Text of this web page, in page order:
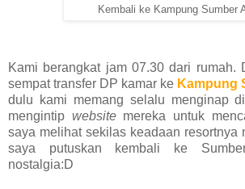
Kembali ke Kampung Sumber
Kami berangkat jam 07.30 dari rumah.
sempat transfer DP kamar ke Kampung
dulu kami memang selalu menginap
mengintip website mereka untuk
saya melihat sekilas keadaan resortnya
saya putuskan kembali ke
nostalgia:D